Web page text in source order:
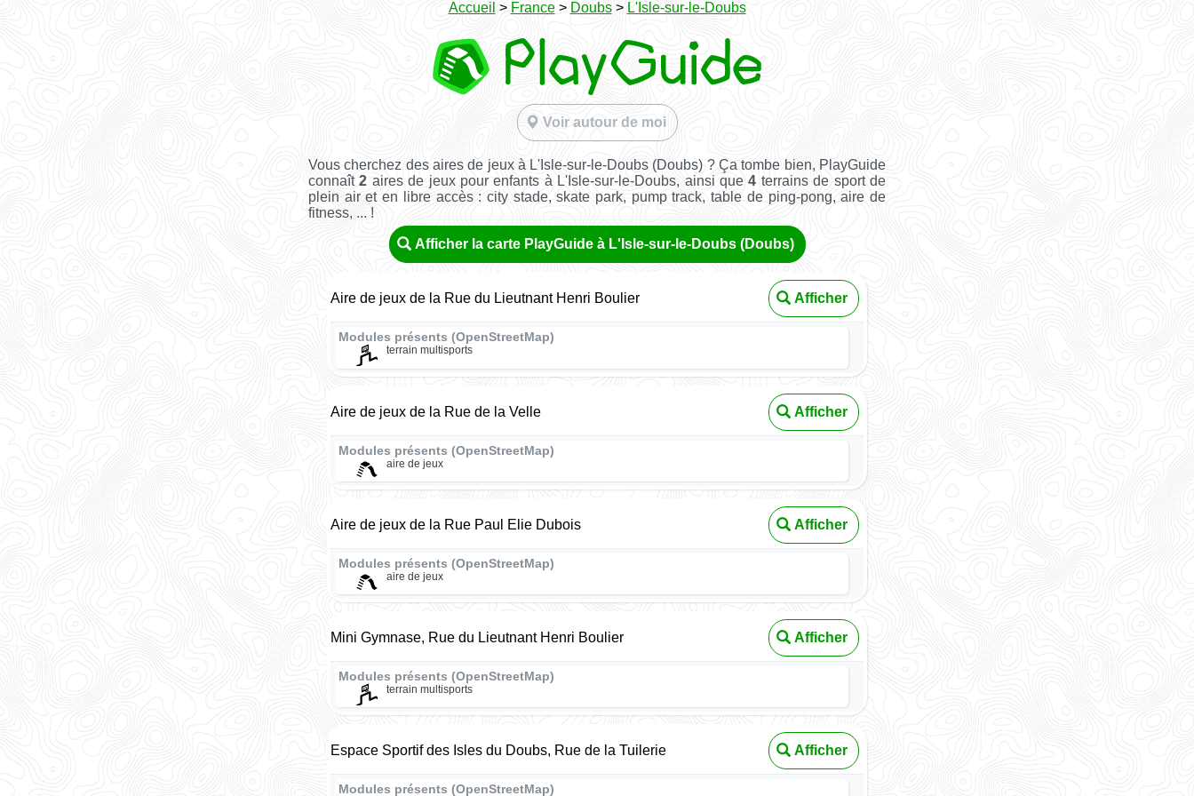
Accueil > France> Doubs> L'Isle-sur-le-Doubs
Voir autour de moi
Vous cherchez des aires de jeux à L'Isle-sur-le-Doubs (Doubs) ? Ça tombe bien, PlayGuide
connaît2 aires de jeux pour enfants à L'Isle-sur-le-Doubs, ainsi que4 terrains de sport de
plein air et en libre accès : city stade, skate park, pump track, table de ping-pong, aire de
fitness, ... !
Afficher la carte PlayGuide à L'Isle-sur-le-Doubs (Doubs)
Aire de jeux de la Rue du Lieutnant Henri Boulier Afficher
Modules présents (OpenStreetMap)
terrain multisports
Aire de jeux de la Rue de la Velle Afficher
Modules présents (OpenStreetMap)
aire de jeux
Aire de jeux de la Rue Paul Elie Dubois Afficher
Modules présents (OpenStreetMap)
aire de jeux
Mini Gymnase, Rue du Lieutnant Henri Boulier Afficher
Modules présents (OpenStreetMap)
terrain multisports
Espace Sportif des Isles du Doubs, Rue de la Tuilerie Afficher
Modules présents (OpenStreetMap)